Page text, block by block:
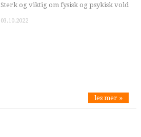
Sterk og viktig om fysisk og psykisk vold
03.10.2022
les mer »